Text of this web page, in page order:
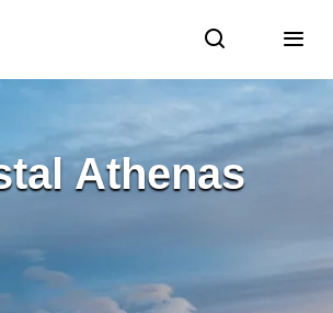
Athenas